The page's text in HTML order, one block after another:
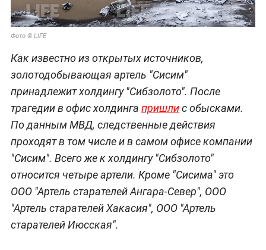
Фото © LIFE
Как известно из открытых источников,
золотодобывающая артель "Сисим"
принадлежит холдингу "Сибзолото". После
трагедии в офис холдинга пришлис обысками.
По данным МВД, следственные действия
проходят в том числе и в самом офисе компании
"Сисим". Всего же к холдингу "Сибзолото"
относится четыре артели. Кроме "Сисима" это
ООО "Артель старателей Ангара-Север", ООО
"Артель старателей Хакасия", ООО "Артель
старателей Июсская".